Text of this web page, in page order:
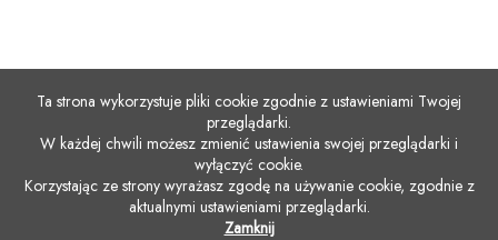
Ta strona wykorzystuje pliki cookie zgodnie z ustawieniami Twojej
przeglądarki.
W każdej chwili możesz zmienić ustawienia swojej przeglądarki i
wyłączyć cookie.
Korzystając ze strony wyrażasz zgodę na używanie cookie, zgodnie z
aktualnymi ustawieniami przeglądarki.
Zamknij